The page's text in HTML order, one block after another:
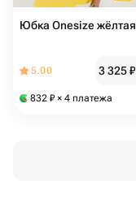
Юбка Onesize жёлтая
5.00 3 325₽
832 ₽ × 4 платежа